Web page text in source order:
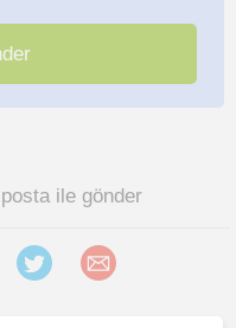
ile gönder